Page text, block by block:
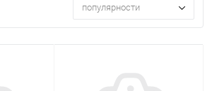
популярности